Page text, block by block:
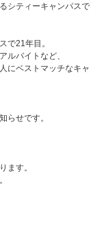
シティーキャンパスで
で21年目。
ルバイトなど、
にベストマッチなキャ
らせです。
ます。